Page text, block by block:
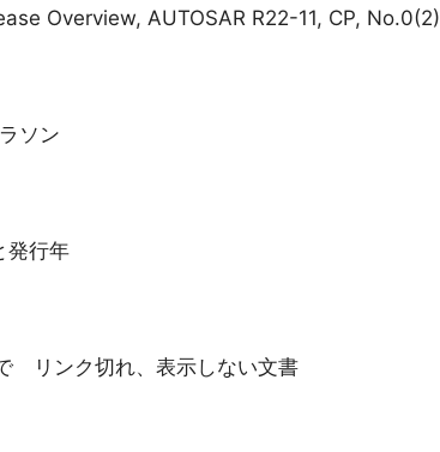
Overview, AUTOSAR R22-11, CP, No.0(2)
ソン
発行年
リンク切れ、表示しない文書